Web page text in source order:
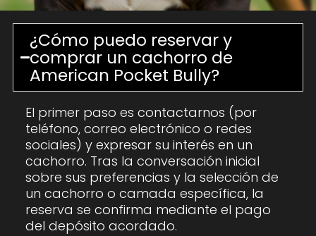
¿Cómo puedo reservar y
comprar un cachorro de
American Pocket Bully?
El primer paso es contactarnos (por
teléfono, correo electrónico o redes
sociales) y expresar su interés en un
cachorro. Tras la conversación inicial
sobre sus preferencias y la selección de
un cachorro o camada específica, la
reserva se confirma mediante el pago
del depósito acordado.